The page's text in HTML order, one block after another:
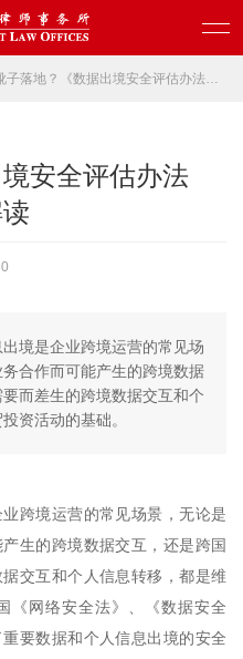
落地？《数据出境安全评估办法（征求意见稿）》解读
安全评估办法
境是企业跨境运营的常见场
合作而可能产生的跨境数据
而差生的跨境数据交互和个
资活动的基础。
跨境运营的常见场景，无论是
生的跨境数据交互，还是跨国
交互和个人信息转移，都是维
《网络安全法》、《数据安全
要数据和个人信息出境的安全